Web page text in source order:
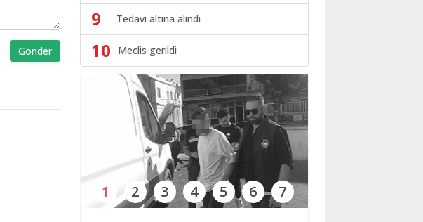
Gönder
9 Tedavi altına alındı
10 Meclis gerildi
1 2 3 4 5 6 7